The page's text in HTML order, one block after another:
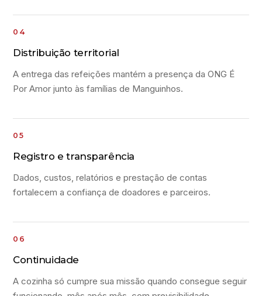
Distribuição territorial
A entrega das refeições mantém a presença da ONG É
Por Amor junto às famílias de Manguinhos.
Registro e transparência
Dados, custos, relatórios e prestação de contas
fortalecem a confiança de doadores e parceiros.
Continuidade
A cozinha só cumpre sua missão quando consegue seguir